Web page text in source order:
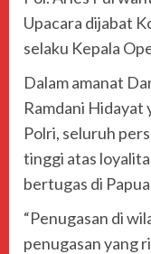
Upacara dijabat
selaku Kepala
Dalam amanat
Ramdani Hidayat
Polri, seluruh
tinggi atas
bertugas di
“Penugasan di
penugasan yang